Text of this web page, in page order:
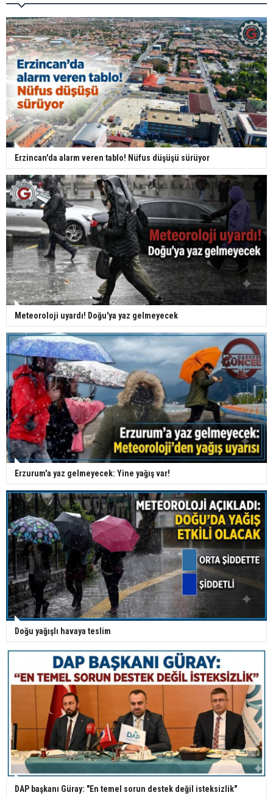
Erzincan'da alarm veren tablo! Nüfus düşüşü sürüyor
Meteoroloji uyardı! Doğu'ya yaz gelmeyecek
Erzurum'a yaz gelmeyecek: Yine yağış var!
Doğu yağışlı havaya teslim
DAP başkanı Güray: "En temel sorun destek değil isteksizlik"